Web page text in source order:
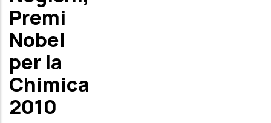
Premi
Nobel
per la
Chimica
2010